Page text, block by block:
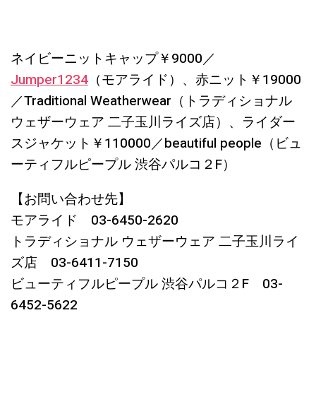
ネイビーニットキャップ￥9000／
Jumper1234（モアライド）、赤ニット￥19000
／Traditional Weatherwear（トラディショナル
ウェザーウェア 二子玉川ライズ店）、ライダー
スジャケット￥110000／beautiful people（ビュ
ーティフルピープル 渋谷パルコ２F）
【お問い合わせ先】
モアライド 03-6450-2620
トラディショナル ウェザーウェア 二子玉川ライ
ズ店 03-6411-7150
ビューティフルピープル 渋谷パルコ２F 03-
6452-5622